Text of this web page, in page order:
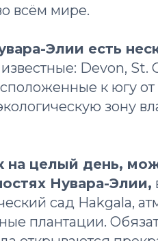
всём мире.
Элии есть
Devon, St.
к югу
зону
на целый день,
Нувара-Элии,
сад Hakgalа,
плантации.